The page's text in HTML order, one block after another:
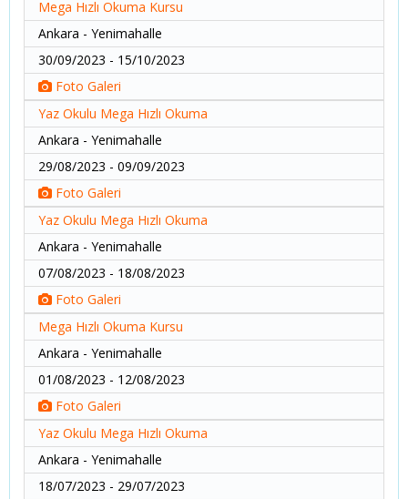
Mega Hızlı Okuma Kursu
Ankara - Yenimahalle
30/09/2023 - 15/10/2023
Foto Galeri
Yaz Okulu Mega Hızlı Okuma
Ankara - Yenimahalle
29/08/2023 - 09/09/2023
Foto Galeri
Yaz Okulu Mega Hızlı Okuma
Ankara - Yenimahalle
07/08/2023 - 18/08/2023
Foto Galeri
Mega Hızlı Okuma Kursu
Ankara - Yenimahalle
01/08/2023 - 12/08/2023
Foto Galeri
Yaz Okulu Mega Hızlı Okuma
Ankara - Yenimahalle
18/07/2023 - 29/07/2023